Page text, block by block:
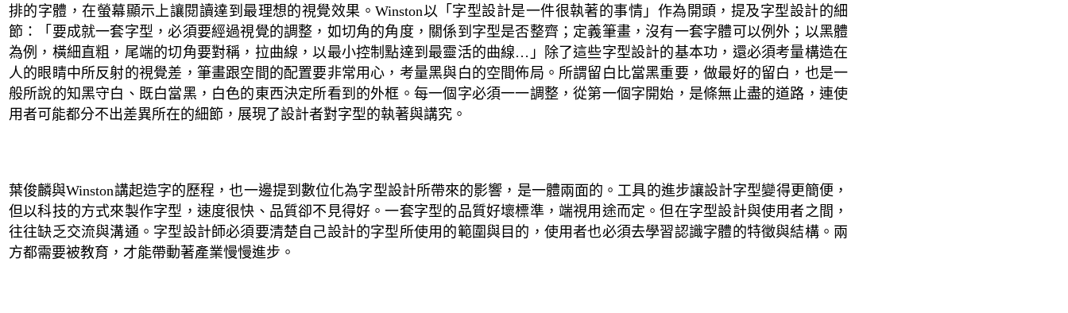
排的字體，在螢幕顯示上讓閱讀達到最理想的視覺效果。Winston以 「字型設計是一件很執著的事情 」作為開頭，提及字型設計的細
節：
「 要成就一套字型，必須要經過視覺的調整，如切角的角度，關係到字型是否整齊；定義筆畫，沒有一套字體可以例外；以黑體
為例，橫細直粗，尾端的切角要對稱，拉曲線，以最小控制點達到最靈活的曲線… 」除了這些字型設計的基本功，還必須考量構造在
人的眼睛中所反射的視覺差，筆畫跟空間的配置要非常用心，考量黑與白的空間佈局。所謂留白比當黑重要，做最好的留白，也是一
般所說的知黑守白、既白當黑，白色的東西決定所看到的外框。每一個字必須一一調整，從第一個字開始，是條無止盡的道路，連使
用者可能都分不出差異所在的細節，展現了設計者對字型的執著與講究。
葉俊麟與Winston講起造字的歷程，也一邊提到數位化為字型設計所帶來的影響，是一體兩面的。工具的進步讓設計字型變得更簡便，
但以科技的方式來製作字型，速度很快、品質卻不見得好。一套字型的品質好壞標準，端視用途而定。但在字型設計與使用者之間，
往往缺乏交流與溝通。字型設計師必須要清楚自己設計的字型所使用的範圍與目的，使用者也必須去學習認識字體的特徵與結構。兩
方都需要被教育，才能帶動著產業慢慢進步。